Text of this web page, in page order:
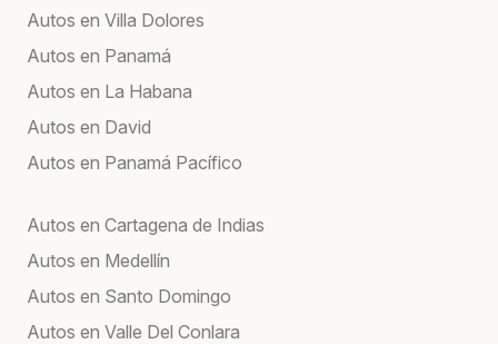
Autos en Villa Dolores
Autos en Panamá
Autos en La Habana
Autos en David
Autos en Panamá Pacífico
Autos en Cartagena de Indias
Autos en Medellín
Autos en Santo Domingo
Autos en Valle Del Conlara